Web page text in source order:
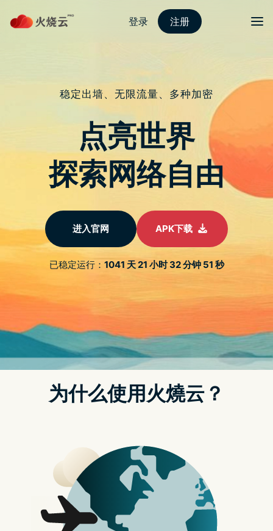
Menu
看朋友掏300元买「名牌鞋」！艺术收藏
家林百里谈虚拟经济：我终究会Buy
In！
2021 年 12 月 28 日
不仅懂收藏，更是台湾富豪排行榜前10名，27日他大聊
虚拟经济，分享从大感「不可思议」到预期未来会买进
（Buy In）虚拟资产的心路历程。
「我本来想不通虚拟货币！一开始认为货币怎麽可以虚拟
呢？我的钱，我每天都要看到（钱包）里面有多少钱才放
心呀！但後来看到很多开矿机的，看到一大堆虚拟货币，